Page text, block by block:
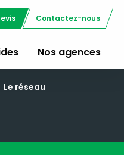
Contactez-nous
Nos agences
Le réseau